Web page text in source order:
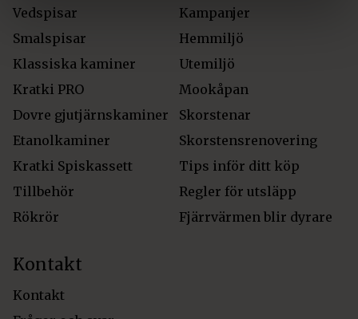
Vedspisar
Smalspisar
Klassiska kaminer
Kratki PRO
Dovre gjutjärnskaminer
Etanolkaminer
Kratki Spiskassett
Tillbehör
Rökrör
Kampanjer
Hemmiljö
Utemiljö
Mookåpan
Skorstenar
Skorstensrenovering
Tips inför ditt köp
Regler för utsläpp
Fjärrvärmen blir dyrare
Kontakt
Kontakt